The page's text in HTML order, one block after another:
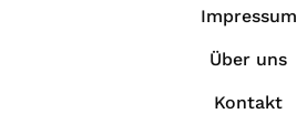
Impressum
Über uns
Kontakt